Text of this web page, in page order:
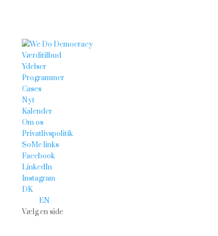
Værditilbud
Ydelser
Programmer
Cases
Nyt
Kalender
Om os
Privatlivspolitik
SoMe links
Facebook
LinkedIn
Instagram
DK
EN
Vælg en side